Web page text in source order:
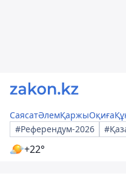
СаясатӘлемҚаржыОқиға
#Референдум-2026
+22°